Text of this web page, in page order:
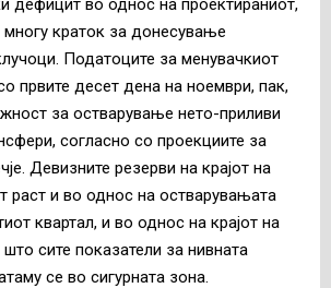
краток за донесување
Податоците за менувачкиот
првите десет дена на ноември, пак,
за остварување нето-приливи
согласно со проекциите за
Девизните резерви на крајот на
раст и во однос на остварувањата
квартал, и во однос на крајот на
сите показатели за нивната
се во сигурната зона.